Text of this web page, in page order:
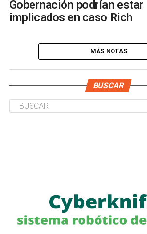
Gobernación podrían estar
implicados en caso Rich
MÁS NOTAS
BUSCAR